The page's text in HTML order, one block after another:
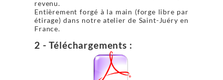
revenu.
Entièrement forgé à la main (forge libre par
étirage) dans notre atelier de Saint-Juéry en
France.
2 - Téléchargements :